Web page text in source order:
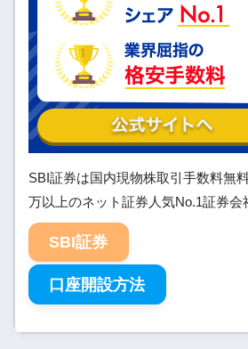
SBI証券は国内現物株取引手数料無
万以上のネット証券人気No.1証券会
SBI証券
口座開設方法